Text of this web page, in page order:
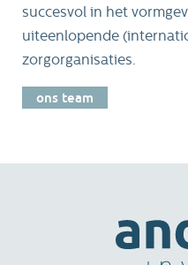
oplossingen
terwijl hun
verbreedt.
we nu over
versterken
aanwezigheid
succesvol in het
uiteenlopende
zorgorganisaties.
ons team